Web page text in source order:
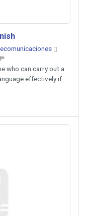
who can carry out a
effectively if